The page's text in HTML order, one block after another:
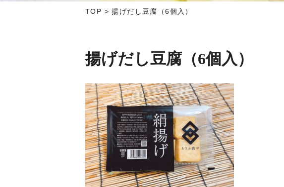
TOP >揚げだし豆腐（6個入）
揚げだし豆腐（6個入）